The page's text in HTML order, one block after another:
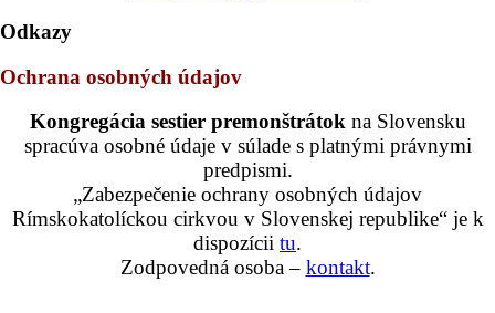
Odkazy
Ochrana osobných údajov
Kongregácia sestier premonštrátok na Slovensku
spracúva osobné údaje v súlade s platnými právnymi
predpismi.
„Zabezpečenie ochrany osobných údajov
Rímskokatolíckou cirkvou v Slovenskej republike“ je k
dispozícii tu.
Zodpovedná osoba – kontakt.